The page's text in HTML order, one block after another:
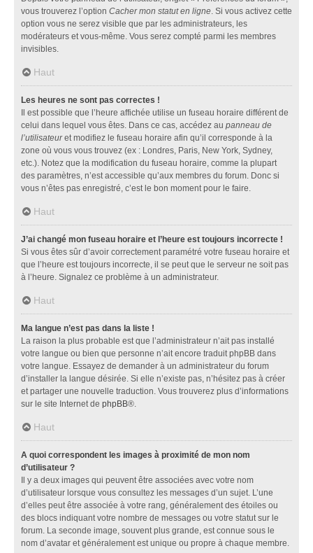
vous trouverez l’option Cacher mon statut en ligne. Si vous activez cette
option vous ne serez visible que par les administrateurs, les
modérateurs et vous-même. Vous serez compté parmi les membres
invisibles.
Haut
Les heures ne sont pas correctes !
Il est possible que l’heure affichée utilise un fuseau horaire différent de
celui dans lequel vous êtes. Dans ce cas, accédez au panneau de
l’utilisateuret modifiez le fuseau horaire afin qu’il corresponde à la
zone où vous vous trouvez (ex : Londres, Paris, New York, Sydney,
etc.). Notez que la modification du fuseau horaire, comme la plupart
des paramètres, n’est accessible qu’aux membres du forum. Donc si
vous n’êtes pas enregistré, c’est le bon moment pour le faire.
Haut
J’ai changé mon fuseau horaire et l’heure est toujours incorrecte !
Si vous êtes sûr d’avoir correctement paramétré votre fuseau horaire et
que l’heure est toujours incorrecte, il se peut que le serveur ne soit pas
à l’heure. Signalez ce problème à un administrateur.
Haut
Ma langue n’est pas dans la liste !
La raison la plus probable est que l’administrateur n’ait pas installé
votre langue ou bien que personne n’ait encore traduit phpBB dans
votre langue. Essayez de demander à un administrateur du forum
d’installer la langue désirée. Si elle n’existe pas, n’hésitez pas à créer
et partager une nouvelle traduction. Vous trouverez plus d’informations
sur le site Internet de phpBB®.
Haut
A quoi correspondent les images à proximité de mon nom
d’utilisateur ?
Il y a deux images qui peuvent être associées avec votre nom
d’utilisateur lorsque vous consultez les messages d’un sujet. L’une
d’elles peut être associée à votre rang, généralement des étoiles ou
des blocs indiquant votre nombre de messages ou votre statut sur le
forum. La seconde image, souvent plus grande, est connue sous le
nom d’avatar et généralement est unique ou propre à chaque membre.